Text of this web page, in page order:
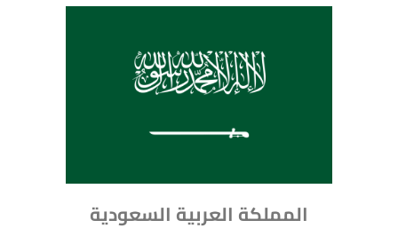
المملكة العربية السعودية